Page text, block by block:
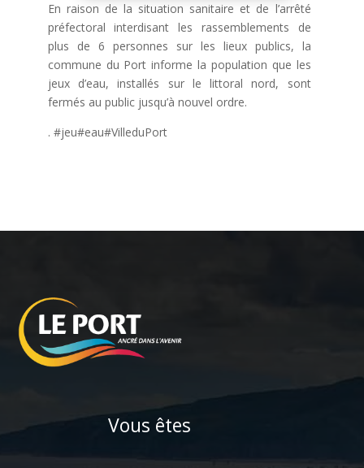
En raison de la situation sanitaire et de l’arrêté
préfectoral interdisant les rassemblements de
plus de 6 personnes sur les lieux publics, la
commune du Port informe la population que les
jeux d’eau, installés sur le littoral nord, sont
fermés au public jusqu’à nouvel ordre.
. #jeu#eau#VilleduPort
Vous êtes